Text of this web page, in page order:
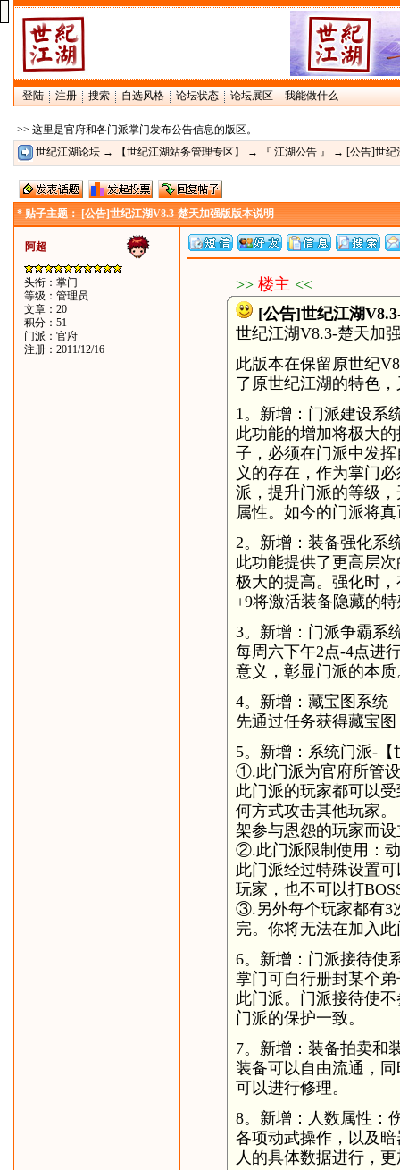
登陆 注册 搜索 自选风格 论坛状态 论坛展区 我能做什么
>> 这里是官府和各门派掌门发布公告信息的版区。
世纪江湖论坛 → 【世纪江湖站务管理专区】 → 『 江湖公告 』 → [公告]世纪
* 贴子主题： [公告]世纪江湖V8.3-楚天加强版版本说明
阿超
头衔：掌门
等级：管理员
文章：20
积分：51
门派：官府
注册：2011/12/16
>> 楼主 <<
[公告]世纪江湖
世纪江湖V8.3-楚天加
此版本在保留原世纪
了原世纪江湖的特色
1。新增：门派建设系
此功能的增加将极大
子，必须在门派中发
义的存在，作为掌门
派，提升门派的等级
属性。如今的门派将
2。新增：装备强化系
此功能提供了更高层
极大的提高。强化时
+9将激活装备隐藏的
3。新增：门派争霸系
每周六下午2点-4点进
意义，彰显门派的本质
4。新增：藏宝图系统
先通过任务获得藏宝
5。新增：系统门派-【
①.此门派为官府所管
此门派的玩家都可以
何方式攻击其他玩家
架参与恩怨的玩家而
②.此门派限制使用：
此门派经过特殊设置
玩家，也不可以打
③.另外每个玩家都有3
完。你将无法在加入
6。新增：门派接待使
掌门可自行册封某个
此门派。门派接待使
门派的保护一致。
7。新增：装备拍卖和
装备可以自由流通，
可以进行修理。
8。新增：人数属性：
各项动武操作，以及
人的具体数据进行，